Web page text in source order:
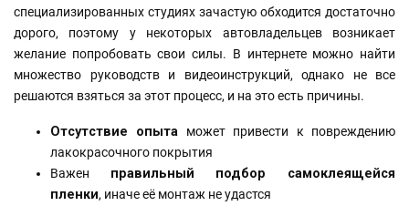
специализированных студиях зачастую обходится достаточно
дорого, поэтому у некоторых автовладельцев возникает
желание попробовать свои силы. В интернете можно найти
множество руководств и видеоинструкций, однако не все
решаются взяться за этот процесс, и на это есть причины.
Отсутствие опыта может привести к повреждению
лакокрасочного покрытия
Важен правильный подбор самоклеящейся
пленки, иначе её монтаж не удастся